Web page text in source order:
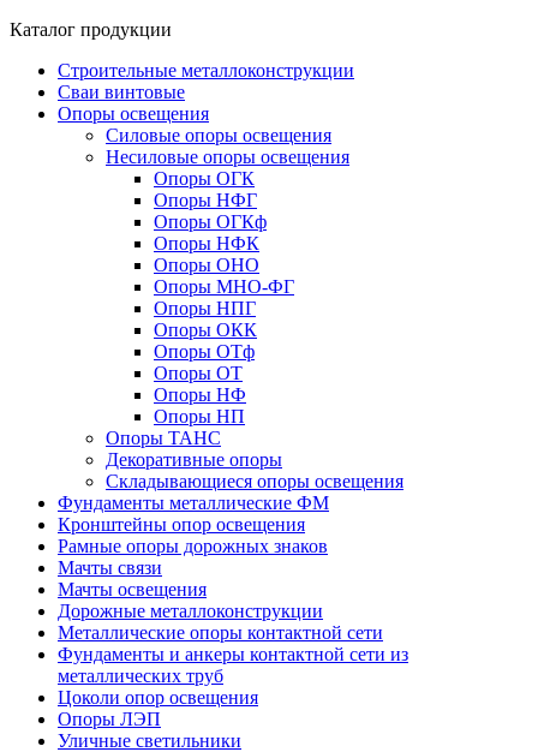
Каталог продукции
Строительные металлоконструкции
Сваи винтовые
Опоры освещения
Силовые опоры освещения
Несиловые опоры освещения
Опоры ОГК
Опоры НФГ
Опоры ОГКф
Опоры НФК
Опоры ОНО
Опоры МНО-ФГ
Опоры НПГ
Опоры ОКК
Опоры ОТф
Опоры ОТ
Опоры НФ
Опоры НП
Опоры ТАНС
Декоративные опоры
Складывающиеся опоры освещения
Фундаменты металлические ФМ
Кронштейны опор освещения
Рамные опоры дорожных знаков
Мачты связи
Мачты освещения
Дорожные металлоконструкции
Металлические опоры контактной сети
Фундаменты и анкеры контактной сети из
металлических труб
Цоколи опор освещения
Опоры ЛЭП
Уличные светильники